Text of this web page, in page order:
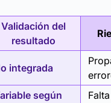
Validación del
resultado
integrada
según